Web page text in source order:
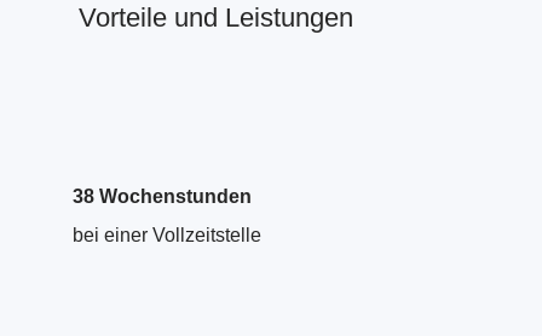
Vorteile und Leistungen
38 Wochenstunden
bei einer Vollzeitstelle